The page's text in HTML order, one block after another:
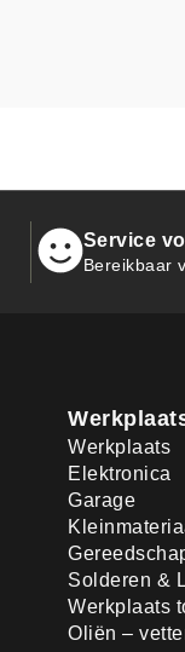
Service
Bereikbaar
Werkplaats
Elektronica
Garage
Solderen &
Werkplaats
Oliën –